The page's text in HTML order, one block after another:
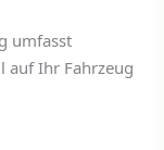
umfasst
auf Ihr Fahrzeug